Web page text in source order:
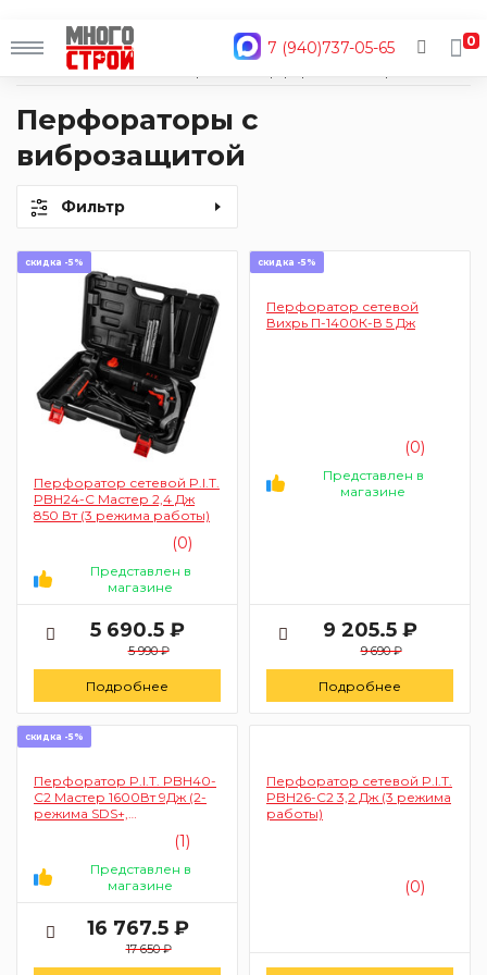
7 (940)737-05-65
0
Главная
Каталог
Перфораторы с
виброзащитой
Фильтр
скидка -5%
Перфоратор сетевой P.I.T.
PBH24-C Мастер 2,4 Дж
850 Вт (3 режима работы)
(0)
Представлен в
магазине
5 690.5 ₽
5 990 ₽
Подробнее
скидка -5%
Перфоратор сетевой
Вихрь П-1400К-В 5 Дж
(0)
Представлен в
магазине
9 205.5 ₽
9 690 ₽
Подробнее
скидка -5%
Перфоратор P.I.T. PBH40-
C2 Мастер 1600Вт 9Дж (2-
режима SDS+,
(1)
Представлен в
магазине
16 767.5 ₽
17 650 ₽
Перфоратор сетевой P.I.T.
PBH26-C2 3,2 Дж (3 режима
работы)
(0)